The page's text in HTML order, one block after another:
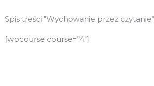
Spis treści "Wychowanie przez czytanie"
[wpcourse course=”4″]